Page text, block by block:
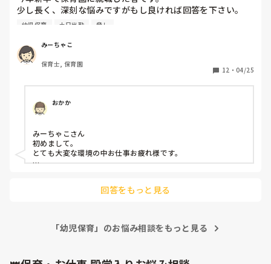
少し長く、深刻な悩みですがもし良ければ回答を下さい。
て楽しかったためそのまま就職しました。今は4歳児担任で
す。
正社員になって、環境が大きく変わりました。まず、新卒関
園にいます。(基本8:15〜16:15です)
しかし4月の給料明細を確認したところ残業手当は全く出て
おらず、毎日3時間以上サービス残業をしています。
冷たくされ、コミュニケーションが足りていないと毎日言わ
れる日々です。何か私が上手く出来ても褒めることは全くあ
りません。更にこれは新人の仕事、と面倒なことは全て任さ
りということも少なくありません。
のような症状もあります。早く辞めればいいのに、と思う方
幼児保育 土日出勤 脅し
みーちゃこ
保育士, 保育園
12 ・ 04/25
おかか
みーちゃこさん
初めまして。
とても大変な環境の中お仕事お疲れ様です。
それは、働きすぎだったりオンオフがないと余裕も生まれない
きますか？
自分の情緒が安定してこそ、仕事ができると思うので、まずは
回答をもっと見る
「幼児保育」のお悩み相談をもっと見る